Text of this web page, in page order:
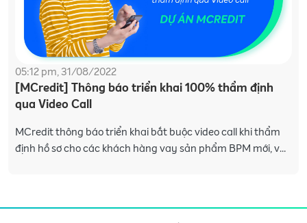
05:12 pm, 31/08/2022
[MCredit] Thông báo triển khai 100% thẩm định
qua Video Call
MCredit thông báo triển khai bắt buộc video call khi thẩm
định hồ sơ cho các khách hàng vay sản phẩm BPM mới, và